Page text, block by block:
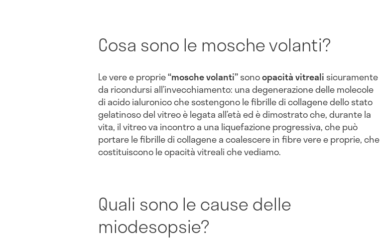
Cosa sono le mosche volanti?
Le vere e proprie“mosche volanti”sonoopacità vitreali sicuramente
da ricondursi all’invecchiamento: una degenerazione delle molecole
di acido ialuronico che sostengono le fibrille di collagene dello stato
gelatinoso del vitreo è legata all’età ed è dimostrato che, durante la
vita, il vitreo va incontro a una liquefazione progressiva, che può
portare le fibrille di collagene a coalescere in fibre vere e proprie, che
costituiscono le opacità vitreali che vediamo.
Quali sono le cause delle
miodesopsie?